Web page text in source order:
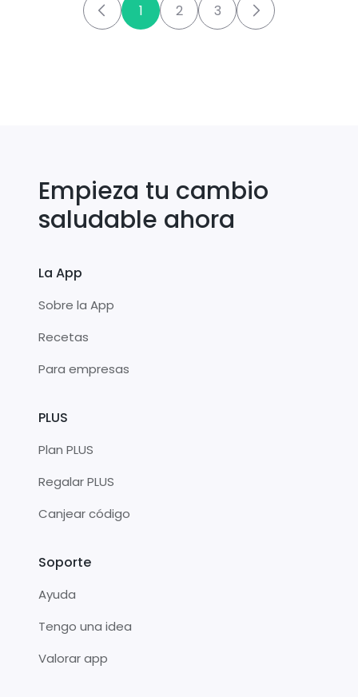
1 2 3
Empieza tu cambio
saludable ahora
La App
Sobre la App
Recetas
Para empresas
PLUS
Plan PLUS
Regalar PLUS
Canjear código
Soporte
Ayuda
Tengo una idea
Valorar app